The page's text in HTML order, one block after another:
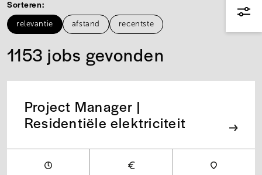
Sorteren
relevantie afstand recentste
1153 jobs gevonden
Project Manager |
Residentiële elektriciteit